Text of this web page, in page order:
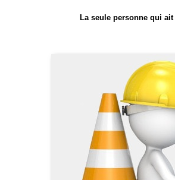
La seule personne qui